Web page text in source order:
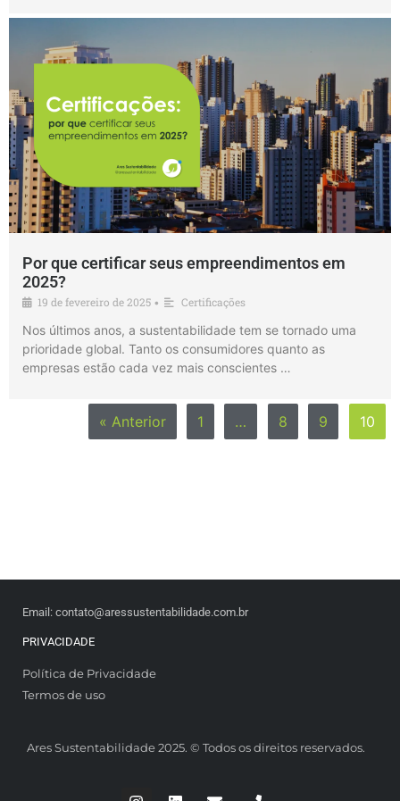
Por que certificar seus empreendimentos em
2025?
19 de fevereiro de 2025 • Certificações
Nos últimos anos, a sustentabilidade tem se tornado uma
prioridade global. Tanto os consumidores quanto as
empresas estão cada vez mais conscientes …
« Anterior 1 … 8 9 10
Email: contato@aressustentabilidade.com.br
PRIVACIDADE
Política de Privacidade
Termos de uso
Ares Sustentabilidade 2025. © Todos os direitos reservados.